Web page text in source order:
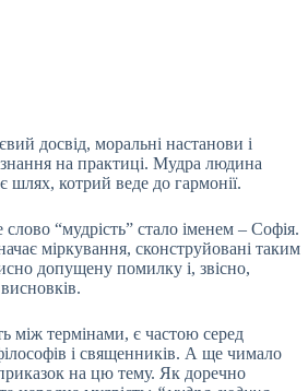
досвід, моральні настанови і
знання на практиці. Мудра людина
шлях, котрий веде до гармонії.
слово “мудрість” стало іменем – Софія.
міркування, сконструйовані таким
допущену помилку і, звісно,
між термінами, є частою серед
і священників. А ще чимало
на цю тему. Як доречно